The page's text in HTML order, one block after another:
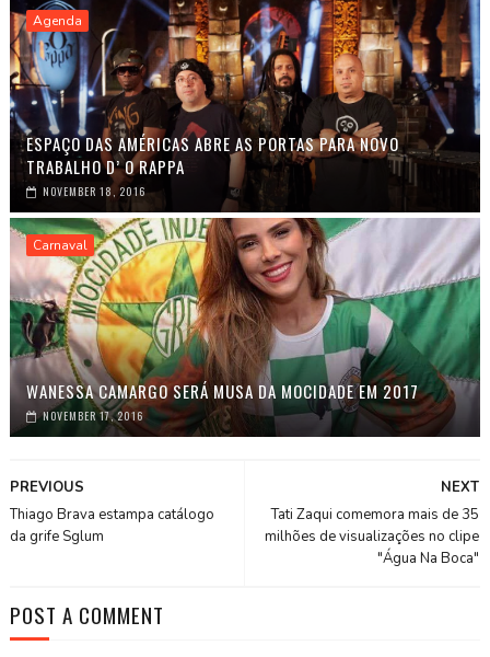
Agenda
ESPAÇO DAS AMÉRICAS ABRE AS PORTAS PARA NOVO
TRABALHO D’ O RAPPA
NOVEMBER 18, 2016
Carnaval
WANESSA CAMARGO SERÁ MUSA DA MOCIDADE EM 2017
NOVEMBER 17, 2016
NEXT
Tati Zaqui comemora mais de 35
milhões de visualizações no clipe
"Água Na Boca"
PREVIOUS
Thiago Brava estampa catálogo
da grife Sglum
POST A COMMENT